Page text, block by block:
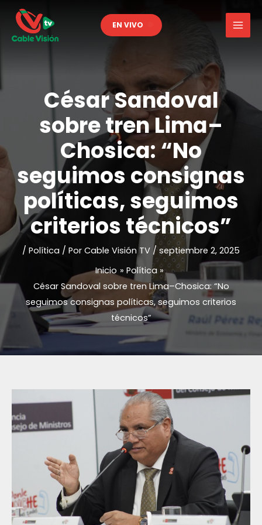
contenido
EN VIVO
César Sandoval
sobre tren Lima–
Chosica: “No
seguimos consignas
políticas, seguimos
criterios técnicos”
/ Política / Por Cable Visión TV /septiembre 2, 2025
Inicio
Política
César Sandoval sobre tren Lima–Chosica: “No
seguimos consignas políticas, seguimos criterios
técnicos”